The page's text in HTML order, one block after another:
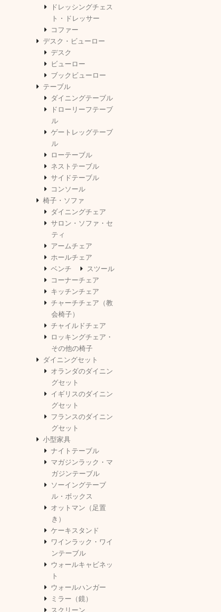
ドレッシングチェス
ト・ドレッサー
コファー
デスク・ビューロー
デスク
ビューロー
ブックビューロー
テーブル
ダイニングテーブル
ドローリーフテーブ
ル
ゲートレッグテーブ
ル
ローテーブル
ネストテーブル
サイドテーブル
コンソール
椅子・ソファ
ダイニングチェア
サロン・ソファ・セ
ティ
アームチェア
ホールチェア
ベンチ
スツール
コーナーチェア
キッチンチェア
チャーチチェア（教
会椅子）
チャイルドチェア
ロッキングチェア・
その他の椅子
ダイニングセット
オランダのダイニン
グセット
イギリスのダイニン
グセット
フランスのダイニン
グセット
小型家具
ナイトテーブル
マガジンラック・マ
ガジンテーブル
ソーイングテーブ
ル・ボックス
オットマン（足置
き）
ケーキスタンド
ワインラック・ワイ
ンテーブル
ウォールキャビネッ
ト
ウォールハンガー
ミラー（鏡）
スクリーン